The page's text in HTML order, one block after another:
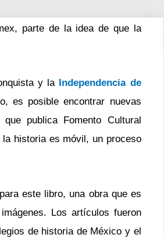
parte de la idea de que la
y la
Independencia de
es posible encontrar nuevas
publica Fomento Cultural
historia es móvil, un proceso
este libro, una obra que es
Los artículos fueron
de historia de México y el